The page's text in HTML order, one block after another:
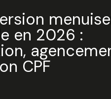
en 2026 :
CPF